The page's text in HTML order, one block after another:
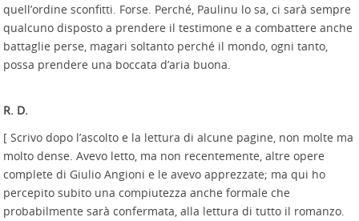
quell’ordine sconfitti. Forse. Perché, Paulinu lo sa, ci sarà sempre
qualcuno disposto a prendere il testimone e a combattere anche
battaglie perse, magari soltanto perché il mondo, ogni tanto,
possa prendere una boccata d’aria buona.
R. D.
[ Scrivo dopo l’ascolto e la lettura di alcune pagine, non molte ma
molto dense. Avevo letto, ma non recentemente, altre opere
complete di Giulio Angioni e le avevo apprezzate; ma qui ho
percepito subito una compiutezza anche formale che
probabilmente sarà confermata, alla lettura di tutto il romanzo.